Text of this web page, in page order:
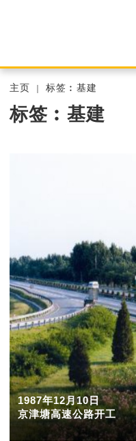
主页 标签︰基建
标签︰基建
1987年12月10日
京津塘高速公路开工